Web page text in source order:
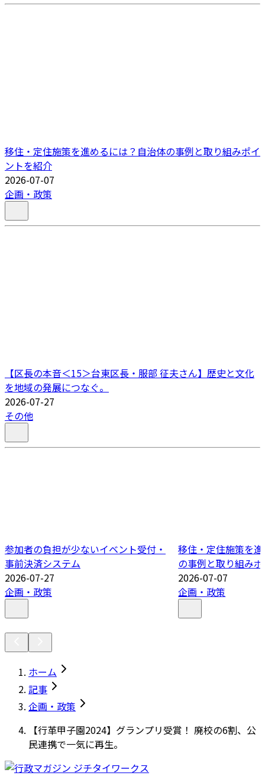
移住・定住施策を進めるには？自治体の事例と取り組みポイ
ントを紹介
2026-07-07
企画・政策
【区長の本音＜15＞台東区長・服部 征夫さん】歴史と文化
を地域の発展につなぐ。
2026-07-27
その他
参加者の負担が少ないイベント受付・
事前決済システム
2026-07-27
企画・政策
移住・定住施策を
の事例と取り組み
2026-07-07
企画・政策
ホーム
記事
企画・政策
【行革甲子園2024】グランプリ受賞！ 廃校の6割、公
民連携で一気に再生。